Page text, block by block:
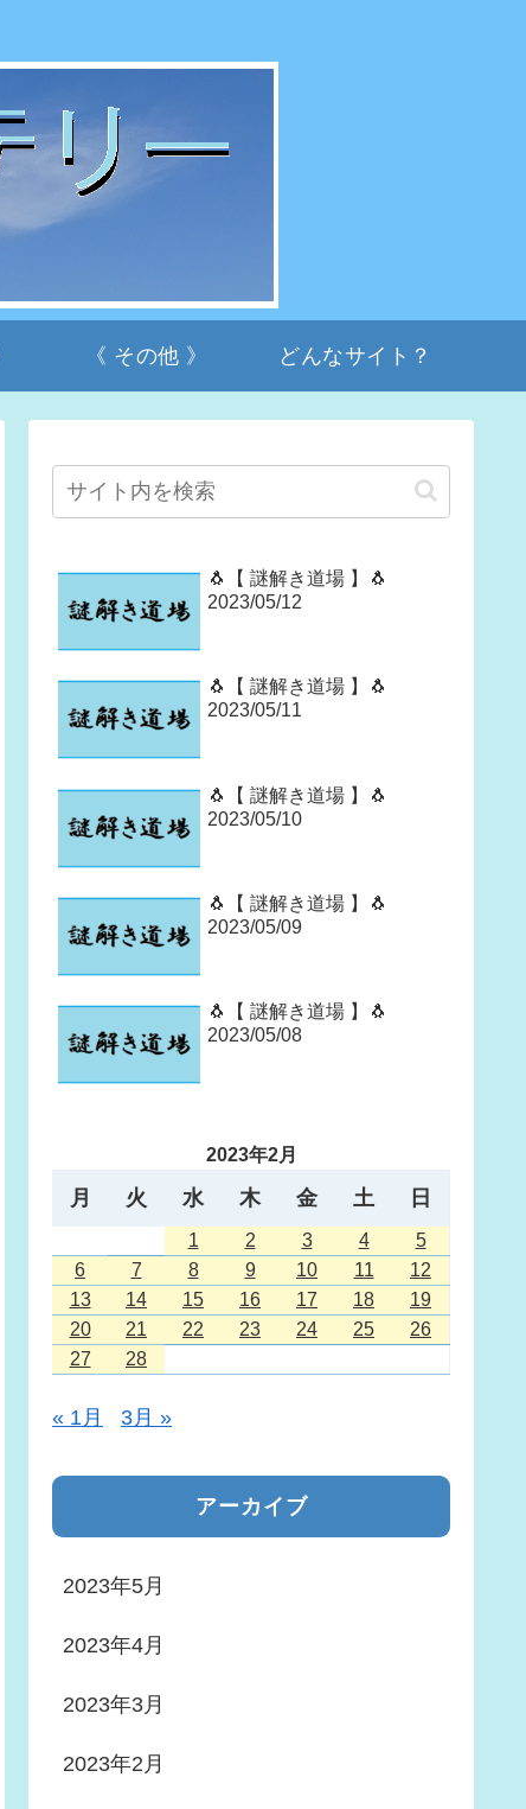
《 その他 》 どんなサイト？
🐧【 謎解き道場 】🐧
2023/05/12
🐧【 謎解き道場 】🐧
2023/05/11
🐧【 謎解き道場 】🐧
2023/05/10
🐧【 謎解き道場 】🐧
2023/05/09
🐧【 謎解き道場 】🐧
2023/05/08
2023年2月
月 火 水 木 金 土 日
1 2 3 4
5
6
7 8 9 10 11
12
13
14 15 16 17 18
19
20
21 22 23 24 25
26
27
28
« 1月 3月 »
アーカイブ
2023年5月
2023年4月
2023年3月
2023年2月